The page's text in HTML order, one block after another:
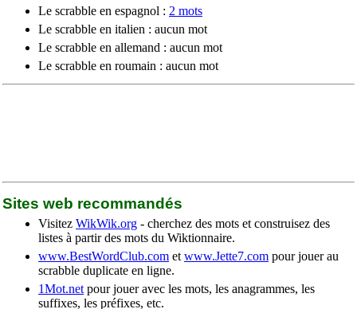
Le scrabble en espagnol : 2 mots
Le scrabble en italien : aucun mot
Le scrabble en allemand : aucun mot
Le scrabble en roumain : aucun mot
Sites web recommandés
Visitez WikWik.org - cherchez des mots et construisez des
listes à partir des mots du Wiktionnaire.
www.BestWordClub.com et www.Jette7.com pour jouer au
scrabble duplicate en ligne.
1Mot.net pour jouer avec les mots, les anagrammes, les
suffixes, les préfixes, etc.